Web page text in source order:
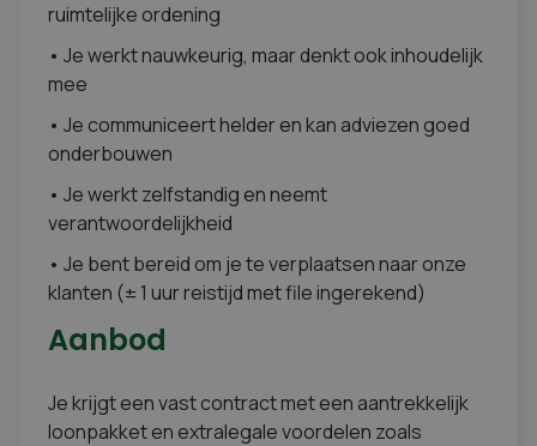
ruimtelijke ordening
• Je werkt nauwkeurig, maar denkt ook inhoudelijk
mee
• Je communiceert helder en kan adviezen goed
onderbouwen
• Je werkt zelfstandig en neemt
verantwoordelijkheid
• Je bent bereid om je te verplaatsen naar onze
klanten (± 1 uur reistijd met file ingerekend)
Aanbod
Je krijgt een vast contract met een aantrekkelijk
loonpakket en extralegale voordelen zoals